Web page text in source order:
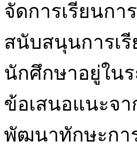
จัดการเรียนกา
สนับสนุนการเ
นักศึกษาอยู่ในร
ข้อเสนอแนะจา
พัฒนาทักษะกา